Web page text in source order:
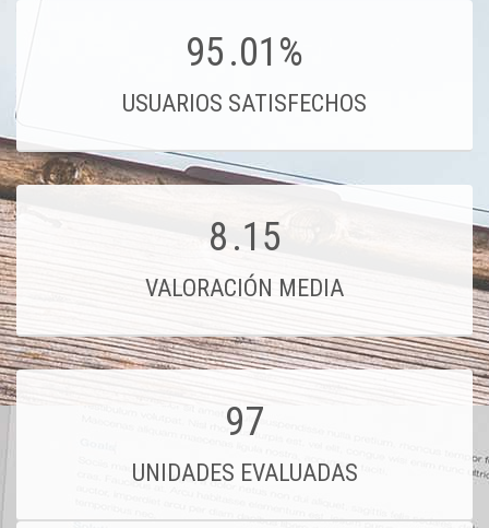
95.01%
USUARIOS SATISFECHOS
8.15
VALORACIÓN MEDIA
97
UNIDADES EVALUADAS